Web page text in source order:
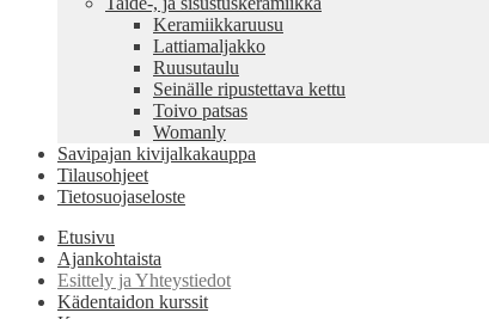
Keramiikkaruusu
Lattiamaljakko
Ruusutaulu
Seinälle ripustettava kettu
Toivo patsas
Womanly
Savipajan kivijalkakauppa
Tilausohjeet
Tietosuojaseloste
Etusivu
Ajankohtaista
Esittely ja Yhteystiedot
Kädentaidon kurssit